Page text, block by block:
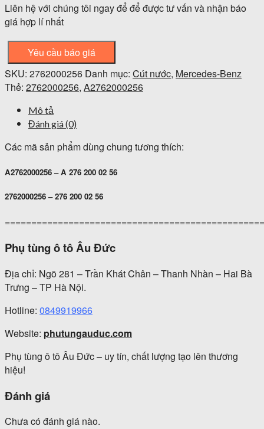
Liên hệ với chúng tôi ngay để để được tư vấn và nhận báo
giá hợp lí nhất
Yêu cầu báo giá
SKU: 2762000256 Danh mục: Cút nước, Mercedes-Benz
Thẻ: 2762000256, A2762000256
Mô tả
Đánh giá (0)
Các mã sản phẩm dùng chung tương thích:
A2762000256 – A 276 200 02 56
2762000256 – 276 200 02 56
Phụ tùng ô tô Âu Đức
Địa chỉ: Ngõ 281 – Trần Khát Chân – Thanh Nhàn – Hai Bà
Trưng – TP Hà Nội.
Hotline: 0849919966
Website: phutungauduc.com
Phụ tùng ô tô Âu Đức – uy tín, chất lượng tạo lên thương
hiệu!
Đánh giá
Chưa có đánh giá nào.